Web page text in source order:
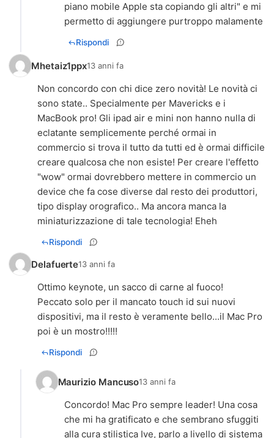
piano mobile Apple sta copiando gli altri" e mi
permetto di aggiungere purtroppo malamente
Rispondi
Mhetaiz1ppx13 anni fa
Non concordo con chi dice zero novità! Le novità ci
sono state.. Specialmente per Mavericks e i
MacBook pro! Gli ipad air e mini non hanno nulla di
eclatante semplicemente perché ormai in
commercio si trova il tutto da tutti ed è ormai difficile
creare qualcosa che non esiste! Per creare l'effetto
"wow" ormai dovrebbero mettere in commercio un
device che fa cose diverse dal resto dei produttori,
tipo display orografico.. Ma ancora manca la
miniaturizzazione di tale tecnologia! Eheh
Rispondi
Delafuerte13 anni fa
Ottimo keynote, un sacco di carne al fuoco!
Peccato solo per il mancato touch id sui nuovi
dispositivi, ma il resto è veramente bello...il Mac Pro
poi è un mostro!!!!!
Rispondi
Maurizio Mancuso13 anni fa
Concordo! Mac Pro sempre leader! Una cosa
che mi ha gratificato e che sembrano sfuggiti
alla cura stilistica Ive, parlo a livello di sistema